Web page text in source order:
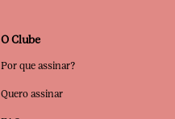
O Clube
Por que assinar?
Quero assinar